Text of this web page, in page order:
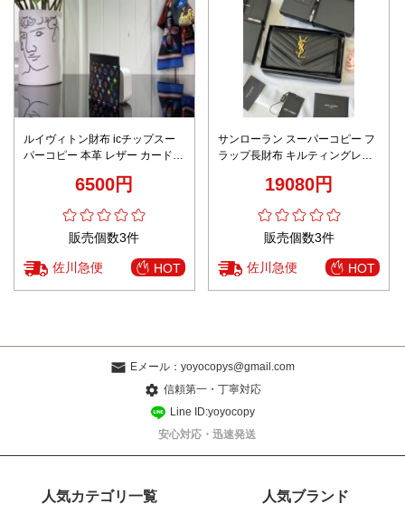
ルイヴィトン財布 icチップスー
パーコピー 本革 レザー カードケ
6500円
販売個数3件
佐川急便 HOT
サンローラン スーパーコピー フ
ラップ長財布 キルティングレザ
19080円
販売個数3件
佐川急便 HOT
Eメール： yoyocopys@gmail.com
信頼第一・丁寧対応
Line ID:yoyocopy
安心対応・迅速発送
人気カテゴリ一覧 人気ブランド